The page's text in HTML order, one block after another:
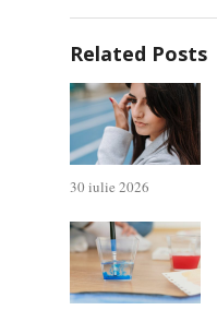
Related Posts
30 iulie 2026